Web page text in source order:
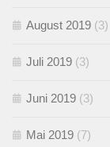
August 2019 (3)
Juli 2019 (3)
Juni 2019 (3)
Mai 2019 (7)